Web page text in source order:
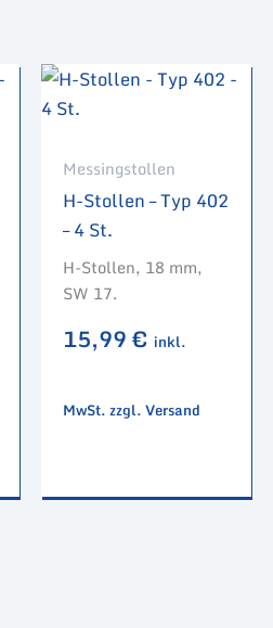
Messingstollen
H-Stollen – Typ 402
– 4 St.
H-Stollen, 18 mm,
SW 17.
15,99€ inkl.
MwSt. zzgl. Versand